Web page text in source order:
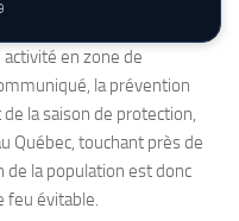
en zone de
la prévention
la saison de protection,
Québec, touchant près de
de la population est donc
feu évitable.